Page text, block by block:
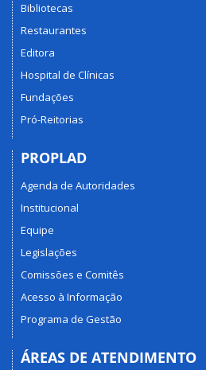
Bibliotecas
Restaurantes
Editora
Hospital de Clínicas
Fundações
Pró-Reitorias
PROPLAD
Agenda de Autoridades
Institucional
Equipe
Legislações
Comissões e Comitês
Acesso à Informação
Programa de Gestão
ÁREAS DE ATENDIMENTO